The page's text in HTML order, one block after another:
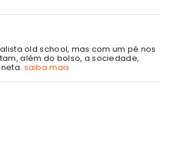
old school, mas com um pé nos
além do bolso, a sociedade,
saiba mais